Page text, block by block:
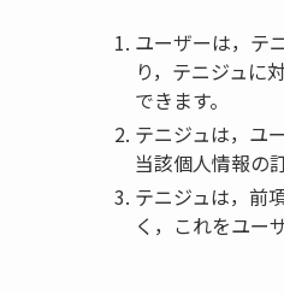
ユーザーは，テ
り，テニジュに
できます。
テニジュは，ユ
当該個人情報の
テニジュは，前
く，これをユー